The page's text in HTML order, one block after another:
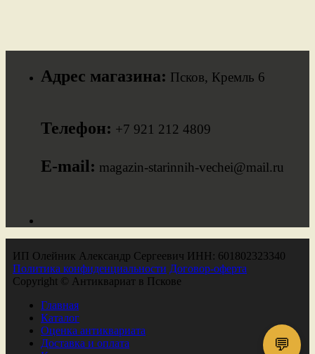
Адрес магазина: Псков, Кремль 6
Телефон: +7 921 212 4809
E-mail: magazin-starinnih-vechei@mail.ru
💬
ИП Олейник Александр Сергеевич ИНН: 601802323340
Политика конфиденциальности Договор-оферта
Copyright © Антиквариат в Пскове
Главная
Каталог
Оценка антиквариата
Доставка и оплата